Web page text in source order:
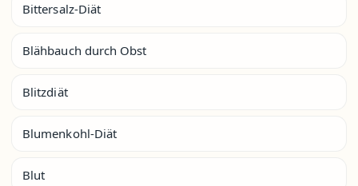
Bittersalz-Diät
Blähbauch durch Obst
Blitzdiät
Blumenkohl-Diät
Blut